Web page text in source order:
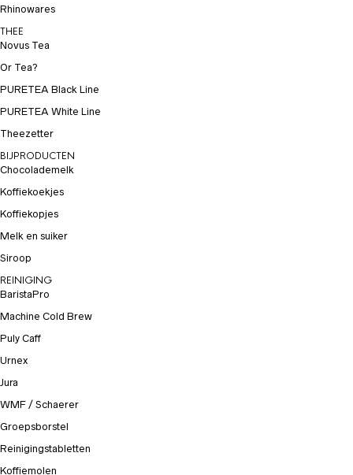
Rhinowares
THEE
Novus Tea
Or Tea?
PURETEA Black Line
PURETEA White Line
Theezetter
BIJPRODUCTEN
Chocolademelk
Koffiekoekjes
Koffiekopjes
Melk en suiker
Siroop
REINIGING
BaristaPro
Machine Cold Brew
Puly Caff
Urnex
Jura
WMF / Schaerer
Groepsborstel
Reinigingstabletten
Koffiemolen